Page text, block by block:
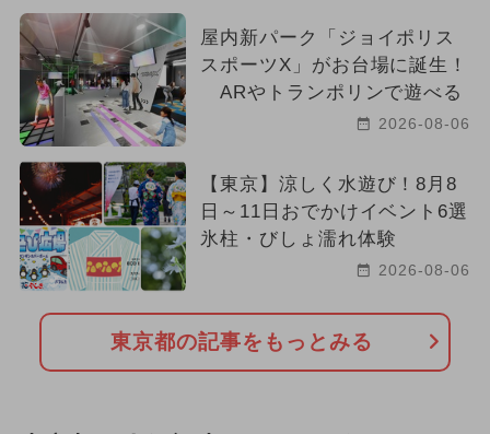
屋内新パーク「ジョイポリス
スポーツX」がお台場に誕生！
ARやトランポリンで遊べる
2026-08-06
【東京】涼しく水遊び！8月8
日～11日おでかけイベント6選
氷柱・びしょ濡れ体験
2026-08-06
東京都の記事をもっとみる